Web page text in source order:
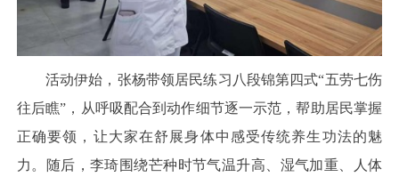
活动伊始，张杨带领居民练习八段锦第四式“五劳七伤
往后瞧”，从呼吸配合到动作细节逐一示范，帮助居民掌握
正确要领，让大家在舒展身体中感受传统养生功法的魅
力。随后，李琦围绕芒种时节气温升高、湿气加重、人体